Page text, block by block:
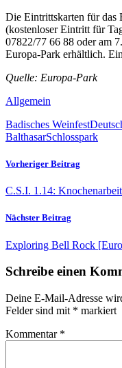
Die Eintrittskarten für das
(kostenloser Eintritt für
07822/77 66 88 oder am
Europa-Park erhältlich.
Quelle: Europa-Park
Allgemein
Badisches Weinfest
BalthasarSchlosspark
Vorheriger Beitrag
C.S.I. 1.14: Knochenarbeit
Nächster Beitrag
Exploring Bell Rock
Schreibe einen
Deine E-Mail-Adresse
Felder sind mit * markiert
Kommentar *